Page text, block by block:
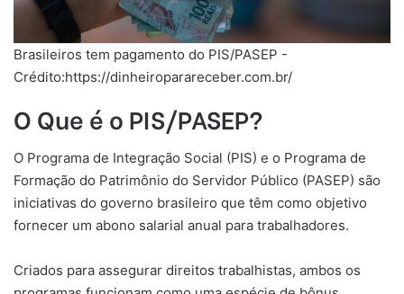
Brasileiros tem pagamento do PIS/PASEP -
Crédito:https://dinheiroparareceber.com.br/
O Que é o PIS/PASEP?
O Programa de Integração Social (PIS) e o Programa de
Formação do Patrimônio do Servidor Público (PASEP) são
iniciativas do governo brasileiro que têm como objetivo
fornecer um abono salarial anual para trabalhadores.
Criados para assegurar direitos trabalhistas, ambos os